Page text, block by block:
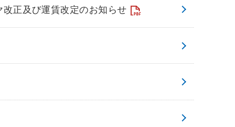
正及び運賃改定のお知らせ